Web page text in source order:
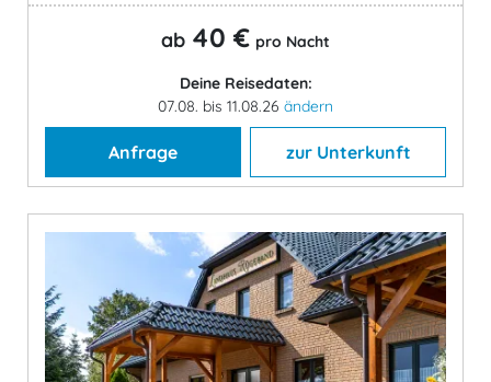
ab 40 € pro Nacht
Deine Reisedaten:
07.08. bis 11.08.26 ändern
Anfrage zur Unterkunft